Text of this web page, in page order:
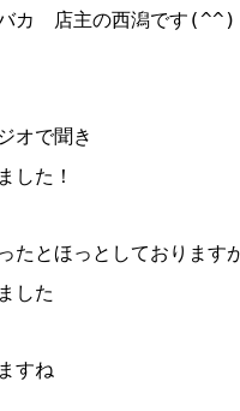
バカ 店主の西潟です(^^)
オで聞き
した！
たとほっとしております
した
すね